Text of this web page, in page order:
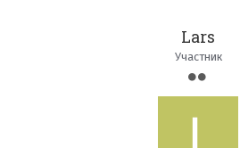
Lars
Участник